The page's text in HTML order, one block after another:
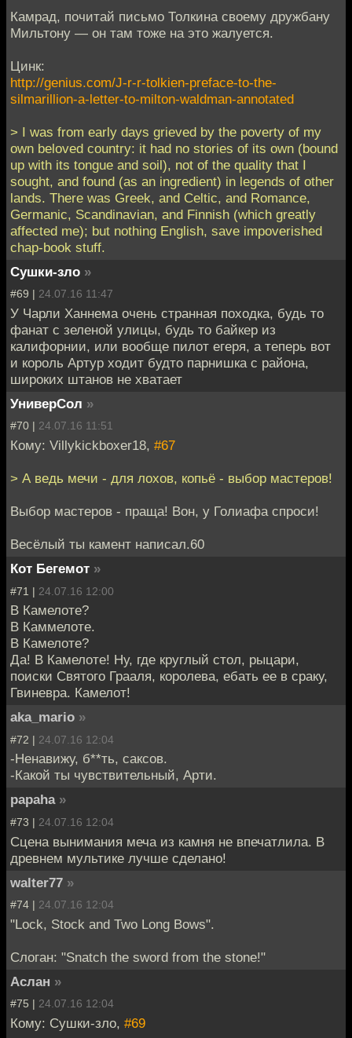
Камрад, почитай письмо Толкина своему дружбану
Мильтону — он там тоже на это жалуется.
Цинк:
http://genius.com/J-r-r-tolkien-preface-to-the-
silmarillion-a-letter-to-milton-waldman-annotated
> I was from early days grieved by the poverty of my
own beloved country: it had no stories of its own (bound
up with its tongue and soil), not of the quality that I
sought, and found (as an ingredient) in legends of other
lands. There was Greek, and Celtic, and Romance,
Germanic, Scandinavian, and Finnish (which greatly
affected me); but nothing English, save impoverished
chap-book stuff.
Сушки-зло »
#69 | 24.07.16 11:47
У Чарли Ханнема очень странная походка, будь то
фанат с зеленой улицы, будь то байкер из
калифорнии, или вообще пилот егеря, а теперь вот
и король Артур ходит будто парнишка с района,
широких штанов не хватает
УниверСол »
#70 | 24.07.16 11:51
Кому: Villykickboxer18, #67
> А ведь мечи - для лохов, копьё - выбор мастеров!
Выбор мастеров - праща! Вон, у Голиафа спроси!
Весёлый ты камент написал.60
Кот Бегемот »
#71 | 24.07.16 12:00
В Камелоте?
В Каммелоте.
В Камелоте?
Да! В Камелоте! Ну, где круглый стол, рыцари,
поиски Святого Грааля, королева, ебать ее в сраку,
Гвиневра. Камелот!
aka_mario »
#72 | 24.07.16 12:04
-Ненавижу, б**ть, саксов.
-Какой ты чувствительный, Арти.
papaha »
#73 | 24.07.16 12:04
Сцена вынимания меча из камня не впечатлила. В
древнем мультике лучше сделано!
walter77 »
#74 | 24.07.16 12:04
"Lock, Stock and Two Long Bows".
Слоган: "Snatch the sword from the stone!"
Аслан »
#75 | 24.07.16 12:04
Кому: Сушки-зло, #69